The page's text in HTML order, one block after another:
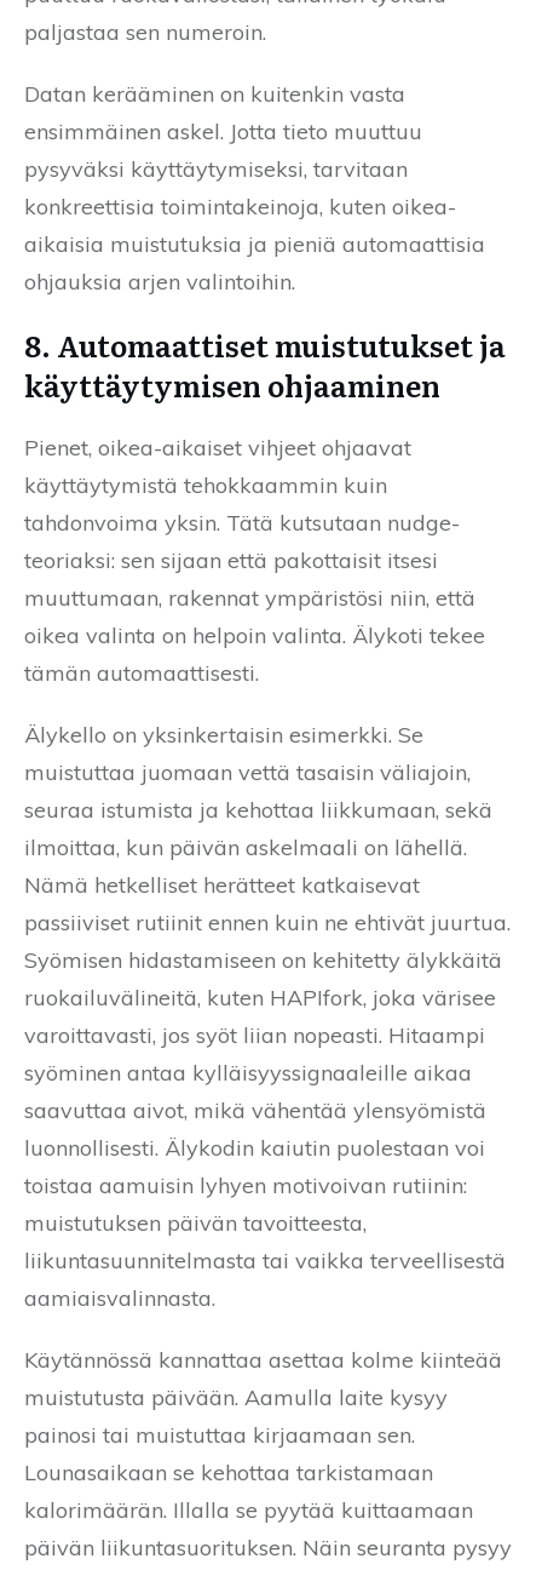
paljastaa sen numeroin.
Datan kerääminen on kuitenkin vasta
ensimmäinen askel. Jotta tieto muuttuu
pysyväksi käyttäytymiseksi, tarvitaan
konkreettisia toimintakeinoja, kuten oikea-
aikaisia muistutuksia ja pieniä automaattisia
ohjauksia arjen valintoihin.
8. Automaattiset muistutukset ja
käyttäytymisen ohjaaminen
Pienet, oikea-aikaiset vihjeet ohjaavat
käyttäytymistä tehokkaammin kuin
tahdonvoima yksin. Tätä kutsutaan nudge-
teoriaksi: sen sijaan että pakottaisit itsesi
muuttumaan, rakennat ympäristösi niin, että
oikea valinta on helpoin valinta. Älykoti tekee
tämän automaattisesti.
Älykello on yksinkertaisin esimerkki. Se
muistuttaa juomaan vettä tasaisin väliajoin,
seuraa istumista ja kehottaa liikkumaan, sekä
ilmoittaa, kun päivän askelmaali on lähellä.
Nämä hetkelliset herätteet katkaisevat
passiiviset rutiinit ennen kuin ne ehtivät juurtua.
Syömisen hidastamiseen on kehitetty älykkäitä
ruokailuvälineitä, kuten HAPIfork, joka värisee
varoittavasti, jos syöt liian nopeasti. Hitaampi
syöminen antaa kylläisyyssignaaleille aikaa
saavuttaa aivot, mikä vähentää ylensyömistä
luonnollisesti. Älykodin kaiutin puolestaan voi
toistaa aamuisin lyhyen motivoivan rutiinin:
muistutuksen päivän tavoitteesta,
liikuntasuunnitelmasta tai vaikka terveellisestä
aamiaisvalinnasta.
Käytännössä kannattaa asettaa kolme kiinteää
muistutusta päivään. Aamulla laite kysyy
painosi tai muistuttaa kirjaamaan sen.
Lounasaikaan se kehottaa tarkistamaan
kalorimäärän. Illalla se pyytää kuittaamaan
päivän liikuntasuorituksen. Näin seuranta pysyy